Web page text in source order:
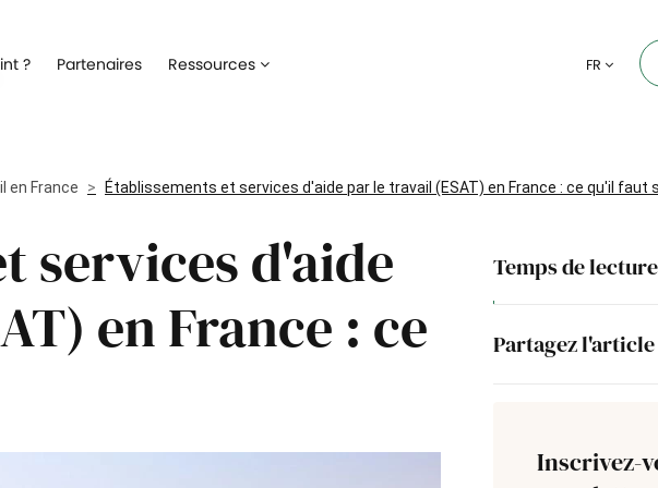
? Partenaires Ressources FR
en France Établissements et services d'aide par le travail (ESAT) en France : ce qu'il faut
services d'aide
en France : ce
Temps de lecture
Partagez l'article
Inscrivez-
la gestion de votre processus de
collaborateur
meilleur suivi des parcours de
Suivi des interventions
Digitalisez les demandes et le suivi des
collaborateur
pouls du moral de vos